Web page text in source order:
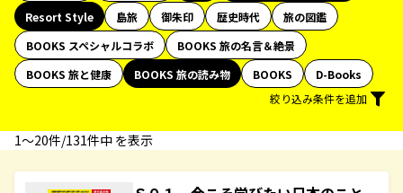
Resort Style
島旅 御朱印 歴史時代
旅の図鑑
BOOKS スペシャルコラボ
BOOKS 旅の名言＆絶景
BOOKS 旅と健康
BOOKS 旅の読み物 BOOKS
D-Books
絞り込み条件を追加
1〜20件/131件中 を表示